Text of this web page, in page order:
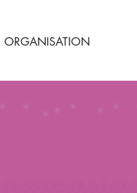
ORGANISATION